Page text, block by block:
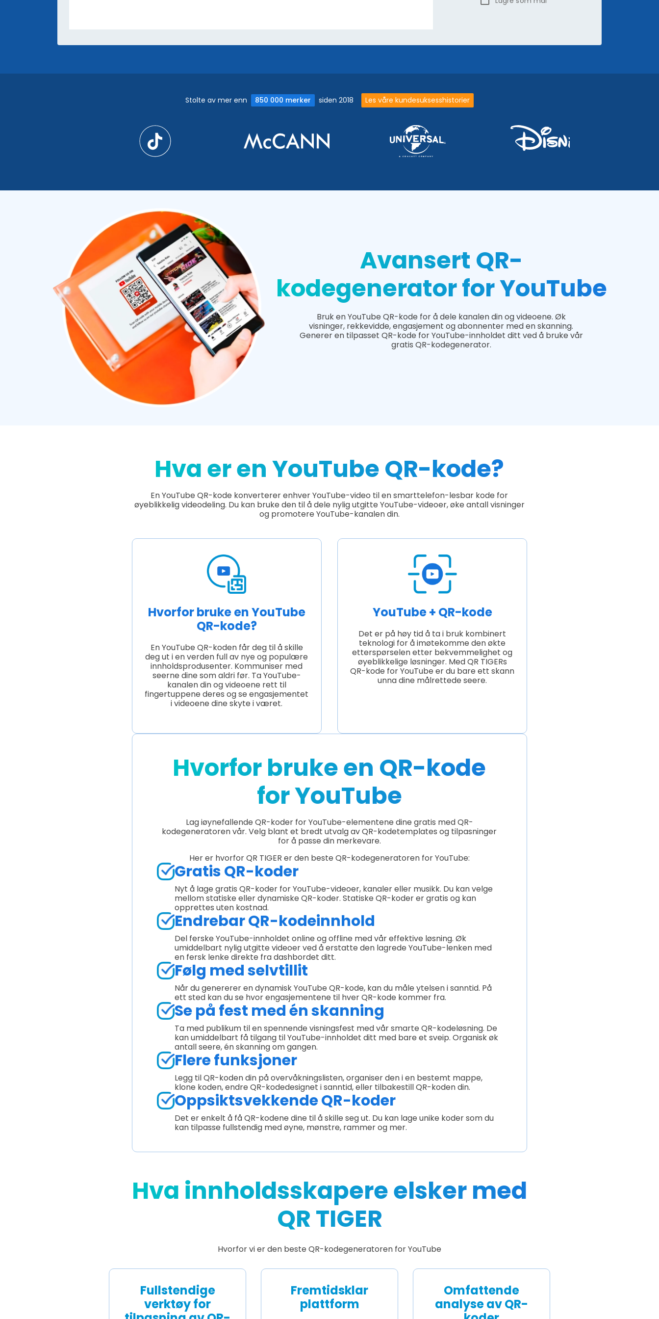
QR TIGER vs Andre QR-kodegeneratorer
Stolte av mer enn 850 000 merker siden 2018 Les våre kundesuksesshistorier
Avansert QR-
kodegenerator for YouTube
Bruk en YouTube QR-kode for å dele kanalen din og videoene. Øk
visninger, rekkevidde, engasjement og abonnenter med en skanning.
Generer en tilpasset QR-kode for YouTube-innholdet ditt ved å bruke vår
gratis QR-kodegenerator.
Hva er en YouTube QR-kode?
En YouTube QR-kode konverterer enhver YouTube-video til en smarttelefon-lesbar kode for
øyeblikkelig videodeling. Du kan bruke den til å dele nylig utgitte YouTube-videoer, øke antall visninger
og promotere YouTube-kanalen din.
Hvorfor bruke en YouTube
QR-kode?
En YouTube QR-koden får deg til å skille
deg ut i en verden full av nye og populære
innholdsprodusenter. Kommuniser med
seerne dine som aldri før. Ta YouTube-
kanalen din og videoene rett til
fingertuppene deres og se engasjementet
i videoene dine skyte i været.
YouTube + QR-kode
Det er på høy tid å ta i bruk kombinert
teknologi for å imøtekomme den økte
etterspørselen etter bekvemmelighet og
øyeblikkelige løsninger. Med QR TIGERs
QR-kode for YouTube er du bare ett skann
unna dine målrettede seere.
Hvorfor bruke en QR-kode
for YouTube
Lag iøynefallende QR-koder for YouTube-elementene dine gratis med QR-
kodegeneratoren vår. Velg blant et bredt utvalg av QR-kodetemplates og tilpasninger
for å passe din merkevare.
Her er hvorfor QR TIGER er den beste QR-kodegeneratoren for YouTube:
Gratis QR-koder
Nyt å lage gratis QR-koder for YouTube-videoer, kanaler eller musikk. Du kan velge
mellom statiske eller dynamiske QR-koder. Statiske QR-koder er gratis og kan
opprettes uten kostnad.
Endrebar QR-kodeinnhold
Del ferske YouTube-innholdet online og offline med vår effektive løsning. Øk
umiddelbart nylig utgitte videoer ved å erstatte den lagrede YouTube-lenken med
en fersk lenke direkte fra dashbordet ditt.
Følg med selvtillit
Når du genererer en dynamisk YouTube QR-kode, kan du måle ytelsen i sanntid. På
ett sted kan du se hvor engasjementene til hver QR-kode kommer fra.
Se på fest med én skanning
Ta med publikum til en spennende visningsfest med vår smarte QR-kodeløsning. De
kan umiddelbart få tilgang til YouTube-innholdet ditt med bare et sveip. Organisk øk
antall seere, én skanning om gangen.
Flere funksjoner
Legg til QR-koden din på overvåkningslisten, organiser den i en bestemt mappe,
klone koden, endre QR-kodedesignet i sanntid, eller tilbakestill QR-koden din.
Oppsiktsvekkende QR-koder
Det er enkelt å få QR-kodene dine til å skille seg ut. Du kan lage unike koder som du
kan tilpasse fullstendig med øyne, mønstre, rammer og mer.
Hva innholdsskapere elsker med
QR TIGER
Hvorfor vi er den beste QR-kodegeneratoren for YouTube
Fullstendige
verktøy for
Fremtidsklar
plattform
Omfattende
analyse av QR-